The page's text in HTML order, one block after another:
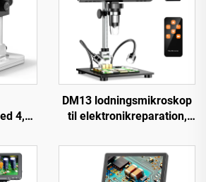
4,3
DM13 lodningsmikroskop
til elektronikreparation,
LED'er